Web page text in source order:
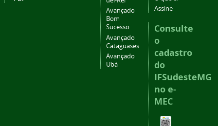
Avançado
Bom
Sucesso
Avançado
Cataguases
Avançado
Ubá
Assine
Consulte
o
cadastro
do
IFSudesteMG
no e-
MEC